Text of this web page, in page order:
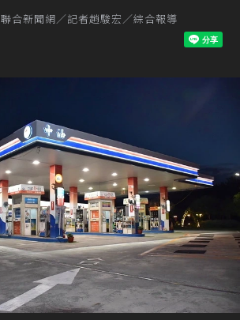
聯合新聞網／記者趙駿宏／綜合報導